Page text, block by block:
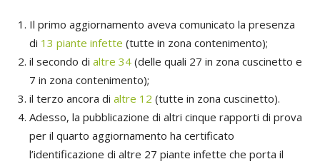
Il primo aggiornamento aveva comunicato la presenza
di 13 piante infette (tutte in zona contenimento);
il secondo di altre 34 (delle quali 27 in zona cuscinetto e
7 in zona contenimento);
il terzo ancora di altre 12 (tutte in zona cuscinetto).
Adesso, la pubblicazione di altri cinque rapporti di prova
per il quarto aggiornamento ha certificato
l’identificazione di altre 27 piante infette che porta il